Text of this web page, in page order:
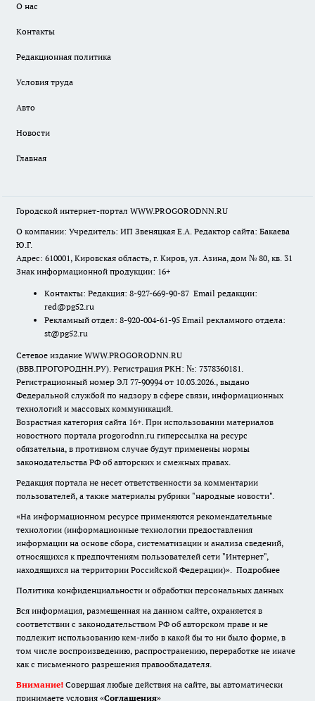
О нас
Контакты
Редакционная политика
Условия труда
Авто
Новости
Главная
Городской интернет-портал WWW.PROGORODNN.RU
О компании: Учредитель: ИП Звеняцкая Е.А. Редактор сайта: Бакаева
Ю.Г.
Адрес: 610001, Кировская область, г. Киров, ул. Азина, дом № 80, кв. 31
Знак информационной продукции: 16+
Контакты: Редакция: 8-927-669-90-87 Email редакции:
red@pg52.ru
Рекламный отдел: 8-920-004-61-95 Email рекламного отдела:
st@pg52.ru
Сетевое издание WWW.PROGORODNN.RU
(ВВВ.ПРОГОРОДНН.РУ). Регистрация РКН: №: 7378360181.
Регистрационный номер ЭЛ 77-90994 от 10.03.2026., выдано
Федеральной службой по надзору в сфере связи, информационных
технологий и массовых коммуникаций.
Возрастная категория сайта 16+. При использовании материалов
новостного портала progorodnn.ru гиперссылка на ресурс
обязательна, в противном случае будут применены нормы
законодательства РФ об авторских и смежных правах.
Редакция портала не несет ответственности за комментарии
пользователей, а также материалы рубрики "народные новости".
«На информационном ресурсе применяются рекомендательные
технологии (информационные технологии предоставления
информации на основе сбора, систематизации и анализа сведений,
относящихся к предпочтениям пользователей сети "Интернет",
находящихся на территории Российской Федерации)». Подробнее
Политика конфиденциальности и обработки персональных данных
Вся информация, размещенная на данном сайте, охраняется в
соответствии с законодательством РФ об авторском праве и не
подлежит использованию кем-либо в какой бы то ни было форме, в
том числе воспроизведению, распространению, переработке не иначе
как с письменного разрешения правообладателя.
Внимание! Совершая любые действия на сайте, вы автоматически
принимаете условия «Cоглашения»